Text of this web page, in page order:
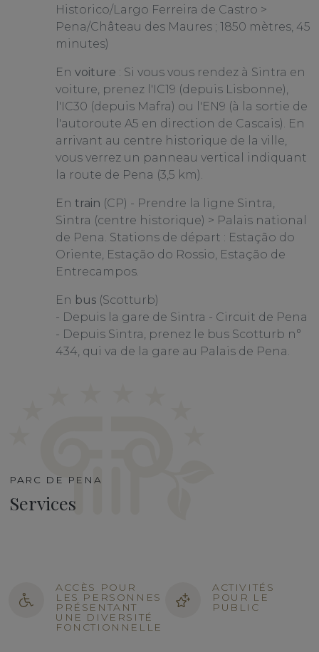
Historico/Largo Ferreira de Castro >
Pena/Château des Maures ; 1850 mètres, 45
minutes)
En voiture : Si vous vous rendez à Sintra en
voiture, prenez l'IC19 (depuis Lisbonne),
l'IC30 (depuis Mafra) ou l'EN9 (à la sortie de
l'autoroute A5 en direction de Cascais). En
arrivant au centre historique de la ville,
vous verrez un panneau vertical indiquant
la route de Pena (3,5 km).
En train (CP) - Prendre la ligne Sintra,
Sintra (centre historique) > Palais national
de Pena. Stations de départ : Estação do
Oriente, Estação do Rossio, Estação de
Entrecampos.
En bus (Scotturb)
- Depuis la gare de Sintra - Circuit de Pena
- Depuis Sintra, prenez le bus Scotturb n°
434, qui va de la gare au Palais de Pena.
PARC DE PENA
Services
ACCÈS POUR
LES PERSONNES
PRÉSENTANT
UNE DIVERSITÉ
FONCTIONNELLE
ACTIVITÉS
POUR LE
PUBLIC